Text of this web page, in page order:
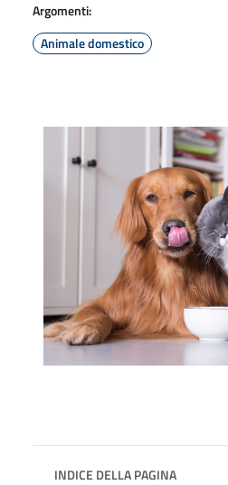
Argomenti:
Animale domestico
INDICE DELLA PAGINA